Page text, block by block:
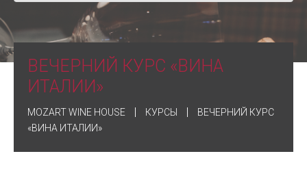
ВЕЧЕРНИЙ КУРС «ВИНА
ИТАЛИИ»
MOZART WINE HOUSE КУРСЫ
ВЕЧЕРНИЙ КУРС
«ВИНА ИТАЛИИ»